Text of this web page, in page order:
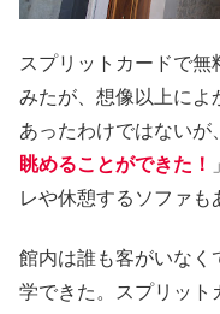
スプリットカードで無
みたが、想像以上によ
あったわけではないが
眺めることができた！
レや休憩するソファも
館内は誰も客がいなく
学できた。スプリット